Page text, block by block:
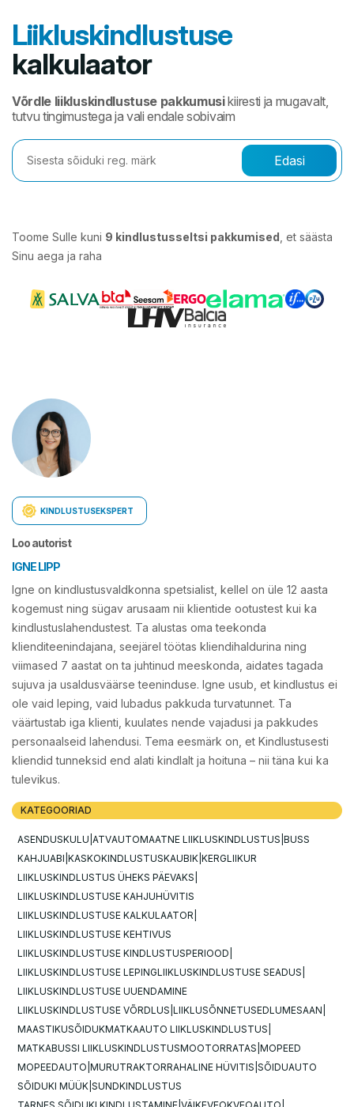
Liikluskindlustuse
kalkulaator
Võrdle liikluskindlustuse pakkumusikiiresti ja mugavalt,
tutvu tingimustega ja vali endale sobivaim
Edasi
Toome Sulle kuni 9 kindlustusseltsi pakkumised , et säästa
Sinu aega ja raha
KINDLUSTUSEKSPERT
Loo autorist
IGNE LIPP
Igne on kindlustusvaldkonna spetsialist, kellel on üle 12 aasta
kogemust ning sügav arusaam nii klientide ootustest kui ka
kindlustuslahendustest. Ta alustas oma teekonda
klienditeenindajana, seejärel töötas kliendihaldurina ning
viimased 7 aastat on ta juhtinud meeskonda, aidates tagada
sujuva ja usaldusväärse teeninduse. Igne usub, et kindlustus ei
ole vaid leping, vaid lubadus pakkuda turvatunnet. Ta
väärtustab iga klienti, kuulates nende vajadusi ja pakkudes
personaalseid lahendusi. Tema eesmärk on, et Kindlustusesti
kliendid tunneksid end alati kindlalt ja hoituna – nii täna kui ka
tulevikus.
KATEGOORIAD
ASENDUSKULU ATVAUTOMAATNE LIIKLUSKINDLUSTUS BUSS
KAHJUABI KASKOKINDLUSTUSKAUBIK KERGLIIKUR
LIIKLUSKINDLUSTUS ÜHEKS PÄEVAKS
LIIKLUSKINDLUSTUSE KAHJUHÜVITIS
LIIKLUSKINDLUSTUSE KALKULAATOR
LIIKLUSKINDLUSTUSE KEHTIVUS
LIIKLUSKINDLUSTUSE KINDLUSTUSPERIOOD
LIIKLUSKINDLUSTUSE LEPINGLIIKLUSKINDLUSTUSE SEADUS
LIIKLUSKINDLUSTUSE UUENDAMINE
LIIKLUSKINDLUSTUSE VÕRDLUS LIIKLUSÕNNETUSEDLUMESAAN
MAASTIKUSÕIDUKMATKAAUTO LIIKLUSKINDLUSTUS
MATKABUSSI LIIKLUSKINDLUSTUSMOOTORRATAS MOPEED
MOPEEDAUTO MURUTRAKTORRAHALINE HÜVITIS SÕIDUAUTO
SÕIDUKI MÜÜK SUNDKINDLUSTUS